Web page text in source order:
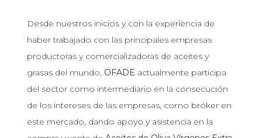
Desde nuestros inicios y con la experiencia de
haber trabajado con las principales empresas
productoras y comercializadoras de aceites y
grasas del mundo, OFADE actualmente participa
del sector como intermediario en la consecución
de los intereses de las empresas, como bróker en
este mercado, dando apoyo y asistencia en la